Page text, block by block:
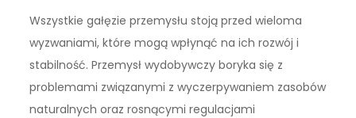
Wszystkie gałęzie przemysłu stoją przed wieloma
wyzwaniami, które mogą wpłynąć na ich rozwój i
stabilność. Przemysł wydobywczy boryka się z
problemami związanymi z wyczerpywaniem zasobów
naturalnych oraz rosnącymi regulacjami